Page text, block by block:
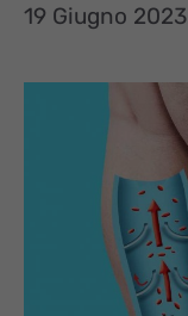
19 Giugno 2023